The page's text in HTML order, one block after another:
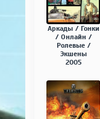
Аркады / Гонки
/ Онлайн /
Ролевые /
Экшены
2005